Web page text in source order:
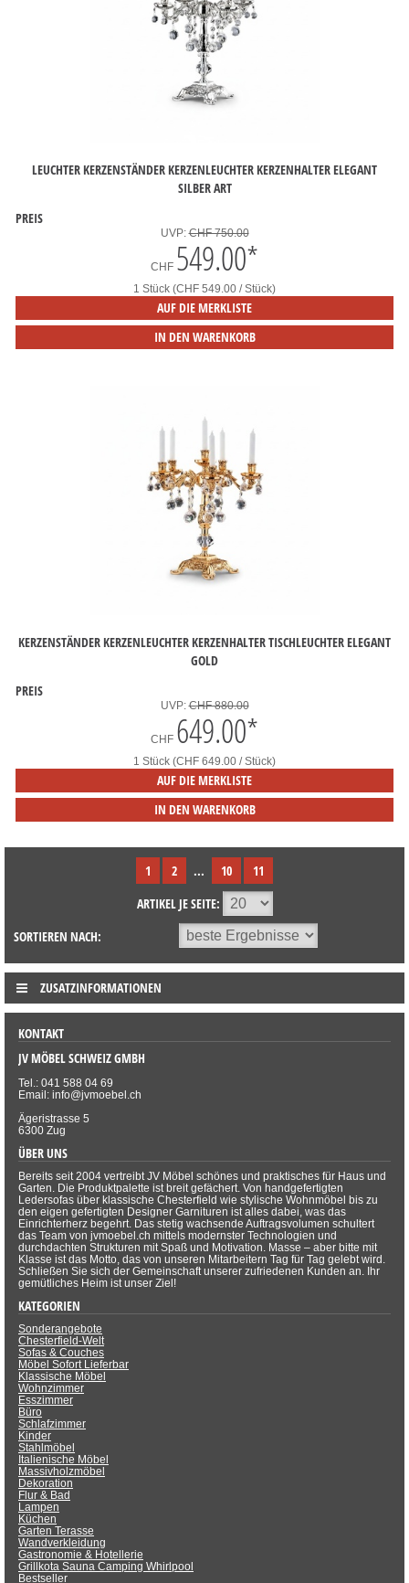
LEUCHTER KERZENSTÄNDER KERZENLEUCHTER KERZENHALTER ELEGANT
SILBER ART
PREIS
UVP:CHF 750.00
CHF 549.00*
1 Stück (CHF 549.00 / Stück)
AUF DIE MERKLISTE
IN DEN WARENKORB
KERZENSTÄNDER KERZENLEUCHTER KERZENHALTER TISCHLEUCHTER ELEGANT
GOLD
PREIS
UVP:CHF 880.00
CHF 649.00*
1 Stück (CHF 649.00 / Stück)
AUF DIE MERKLISTE
IN DEN WARENKORB
1 2 ... 10
11
ARTIKEL JE SEITE:
SORTIEREN NACH:
ZUSATZINFORMATIONEN
KONTAKT
JV MÖBEL SCHWEIZ GMBH
Tel.: 041 588 04 69
Email: info@jvmoebel.ch
Ägeristrasse 5
6300 Zug
ÜBER UNS
Bereits seit 2004 vertreibt JV Möbel schönes und praktisches für Haus und
Garten. Die Produktpalette ist breit gefächert. Von handgefertigten
Ledersofas über klassische Chesterfield wie stylische Wohnmöbel bis zu
den eigen gefertigten Designer Garnituren ist alles dabei, was das
Einrichterherz begehrt. Das stetig wachsende Auftragsvolumen schultert
das Team von jvmoebel.ch mittels modernster Technologien und
durchdachten Strukturen mit Spaß und Motivation. Masse – aber bitte mit
Klasse ist das Motto, das von unseren Mitarbeitern Tag für Tag gelebt wird.
Schließen Sie sich der Gemeinschaft unserer zufriedenen Kunden an. Ihr
gemütliches Heim ist unser Ziel!
KATEGORIEN
Sonderangebote
Chesterfield-Welt
Sofas & Couches
Möbel Sofort Lieferbar
Klassische Möbel
Wohnzimmer
Esszimmer
Büro
Schlafzimmer
Kinder
Stahlmöbel
Italienische Möbel
Massivholzmöbel
Dekoration
Flur & Bad
Lampen
Küchen
Garten Terasse
Wandverkleidung
Gastronomie & Hotellerie
Grillkota Sauna Camping Whirlpool
Bestseller